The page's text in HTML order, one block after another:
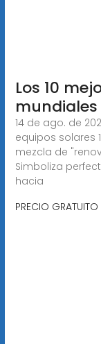
Los 10
mundiales
14 de ago. de
equipos solares
mezcla de
Simboliza
hacia
PRECIO GRATUITO